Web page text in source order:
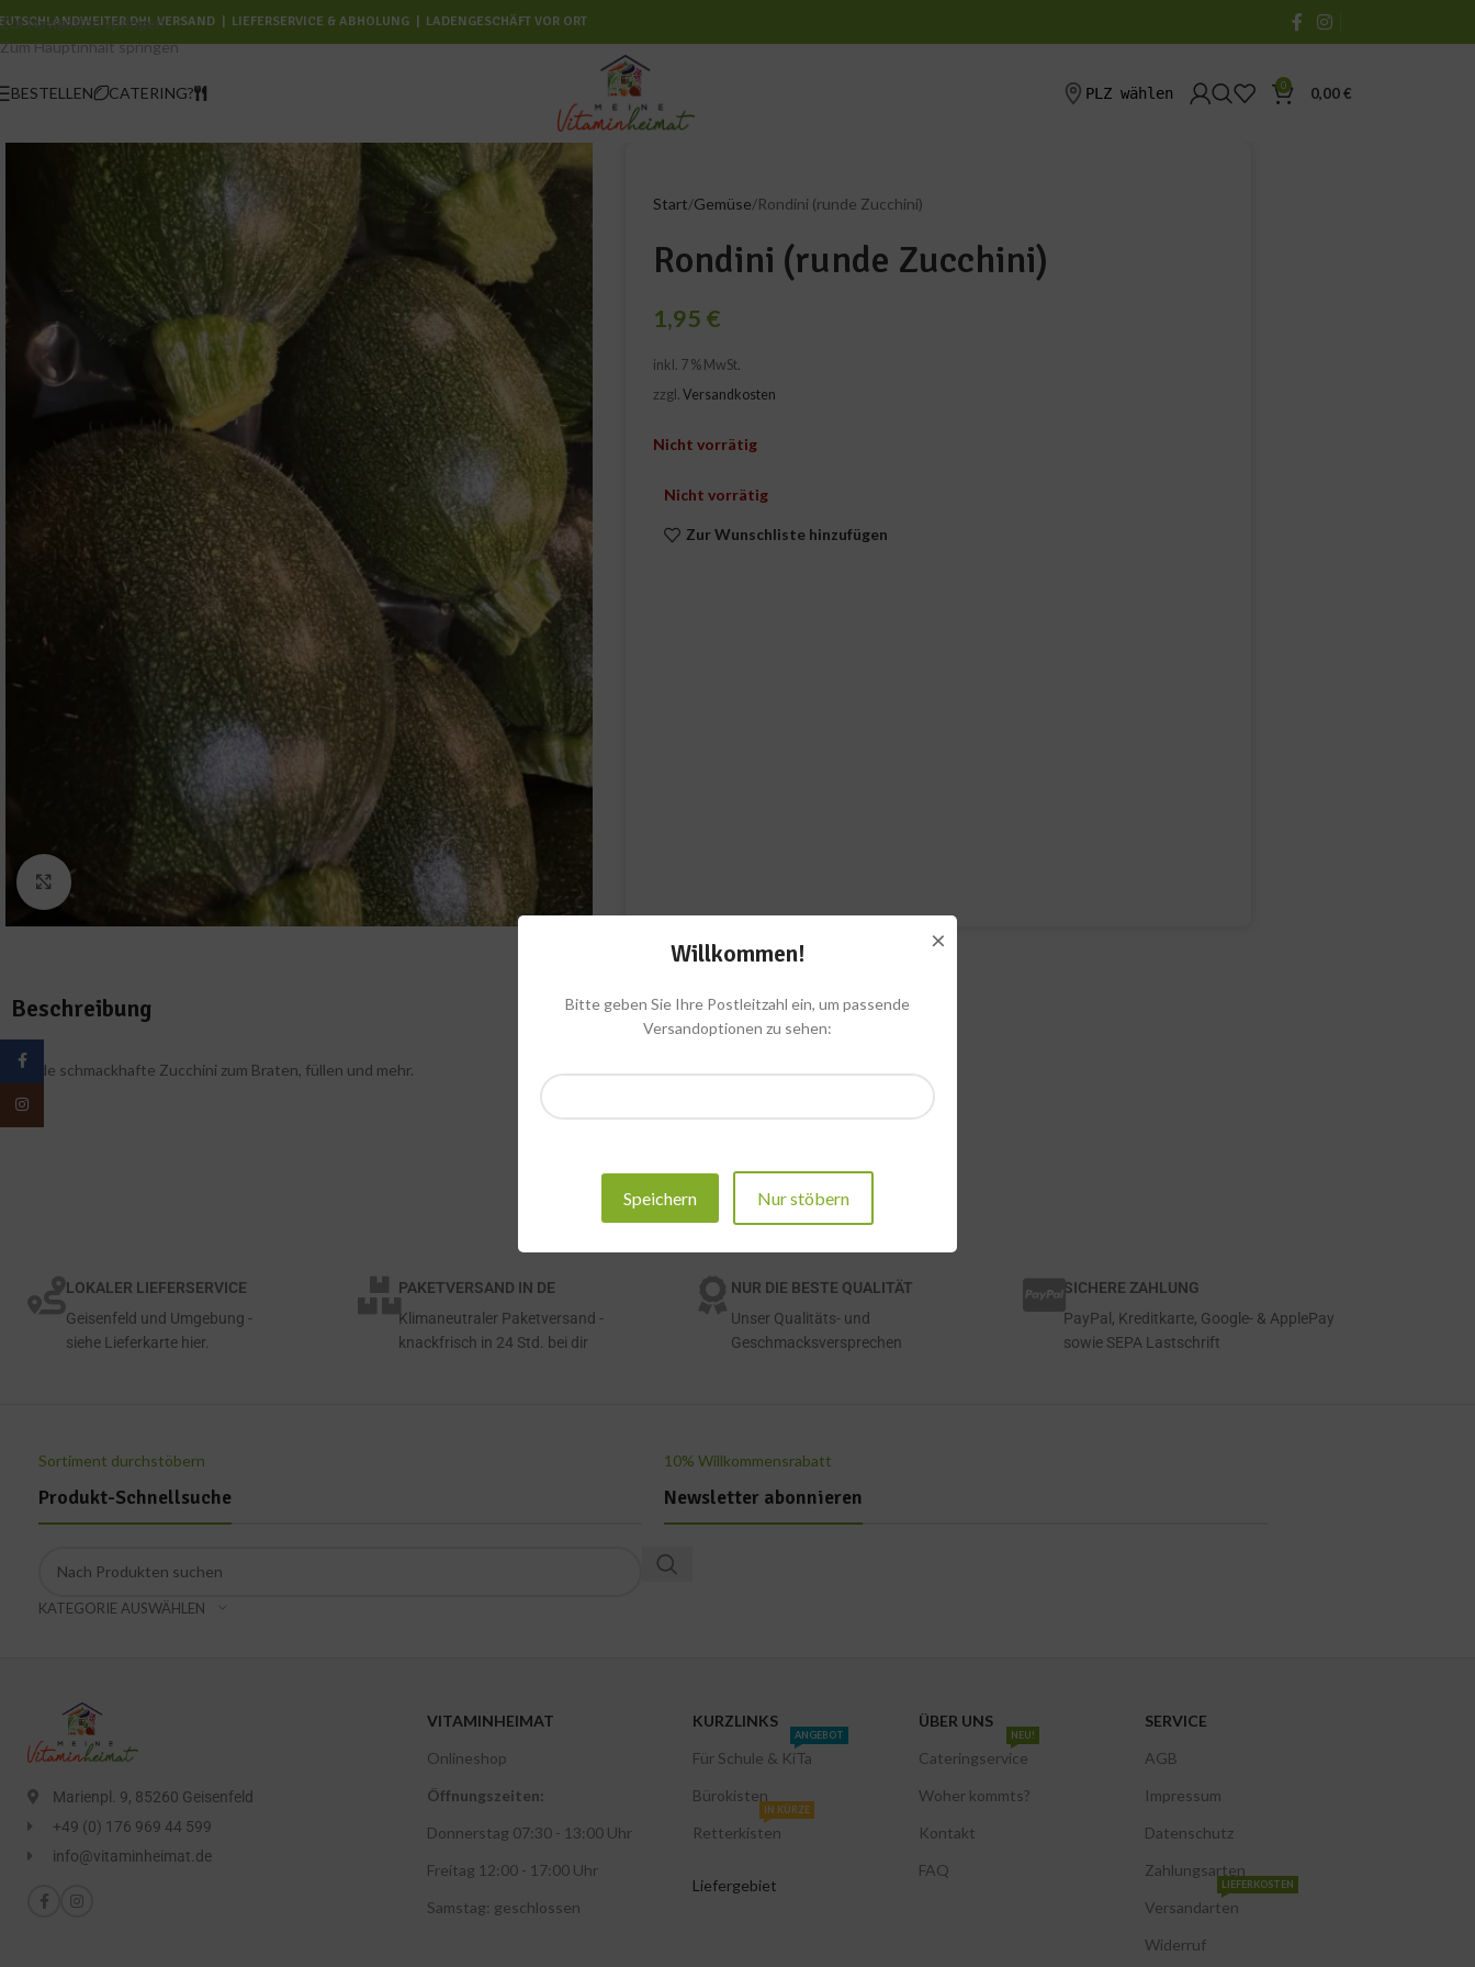
Zur Navigation springen
Zum Hauptinhalt springen
DHL VERSAND LIEFERSERVICE & ABHOLUNG | LADENGESCHÄFT VOR ORT
BESTELLEN CATERING? PLZ wählen 0 0,00€
Zum Vergrößern klicken
Start Gemüse Rondini (runde Zucchini)
Rondini (runde Zucchini)
1,95 €
inkl. 7 % MwSt.
zzgl. Versandkosten
Nicht vorrätig
Nicht vorrätig
Zur Wunschliste hinzufügen
Beschreibung
Runde schmackhafte Zucchini zum Braten, füllen und mehr.
LOKALER LIEFERSERVICE
Geisenfeld und Umgebung -
siehe Lieferkarte hier.
PAKETVERSAND IN DE
Klimaneutraler Paketversand -
knackfrisch in 24 Std. bei dir
NUR DIE BESTE QUALITÄT
Unser Qualitäts- und
Geschmacksversprechen
SICHERE ZAHLUNG
PayPal, Kreditkarte, Google- & ApplePay
sowie SEPA Lastschrift
Sortiment durchstöbern
Produkt-Schnellsuche
KATEGORIE AUSWÄHLEN
10% Willkommensrabatt
Newsletter abonnieren
Marienpl. 9, 85260 Geisenfeld
+49 (0) 176 969 44 599
info@vitaminheimat.de
VITAMINHEIMAT
Onlineshop
Öffnungszeiten:
Donnerstag 07:30 - 13:00 Uhr
Freitag 12:00 - 17:00 Uhr
Samstag: geschlossen
KURZLINKS
Für Schule & KiTa
ANGEBOT
Bürokisten
Retterkisten
IN KÜRZE
Liefergebiet
ÜBER UNS
Cateringservice
NEU!
Woher kommts?
Kontakt
FAQ
SERVICE
AGB
Impressum
Datenschutz
Zahlungsarten
Versandarten
LIEFERKOSTEN
Widerruf
Facebook
×
Willkommen!
Bitte geben Sie Ihre Postleitzahl ein, um passende
Versandoptionen zu sehen:
Speichern Nur stöbern